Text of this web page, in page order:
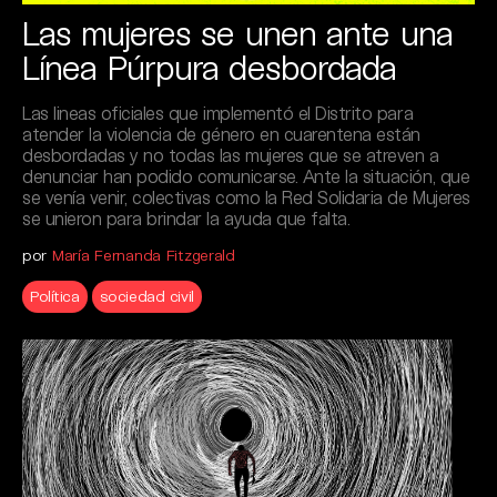
Las mujeres se unen ante una
Línea Púrpura desbordada
Las lineas oficiales que implementó el Distrito para
atender la violencia de género en cuarentena están
desbordadas y no todas las mujeres que se atreven a
denunciar han podido comunicarse. Ante la situación, que
se venía venir, colectivas como la Red Solidaria de Mujeres
se unieron para brindar la ayuda que falta.
por María Fernanda Fitzgerald
Política sociedad civil